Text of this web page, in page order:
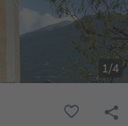
1/4